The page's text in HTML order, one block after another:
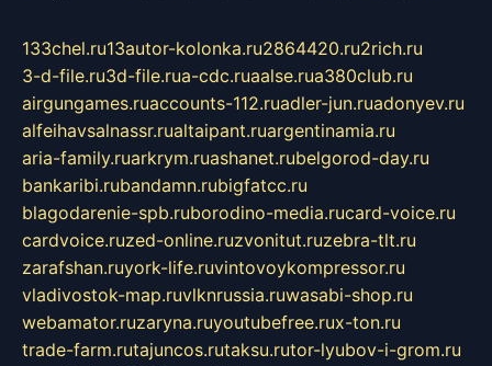
133chel.ru13autor-kolonka.ru2864420.ru2rich.ru
3-d-file.ru3d-file.rua-cdc.ruaalse.rua380club.ru
airgungames.ruaccounts-112.ruadler-jun.ruadonyev.ru
alfeihavsalnassr.rualtaipant.ruargentinamia.ru
aria-family.ruarkrym.ruashanet.rubelgorod-day.ru
bankaribi.rubandamn.rubigfatcc.ru
blagodarenie-spb.ruborodino-media.rucard-voice.ru
cardvoice.ruzed-online.ruzvonitut.ruzebra-tlt.ru
zarafshan.ruyork-life.ruvintovoykompressor.ru
vladivostok-map.ruvlknrussia.ruwasabi-shop.ru
webamator.ruzaryna.ruyoutubefree.rux-ton.ru
trade-farm.rutajuncos.rutaksu.rutor-lyubov-i-grom.ru